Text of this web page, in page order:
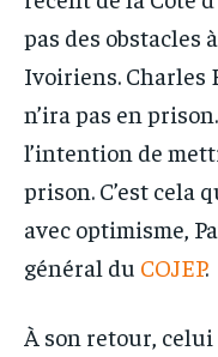
pas des obstacles
Ivoiriens. Charles
n’ira pas en
l’intention de
prison. C’est cela
avec optimisme,
général du COJEP.
À son retour, celui